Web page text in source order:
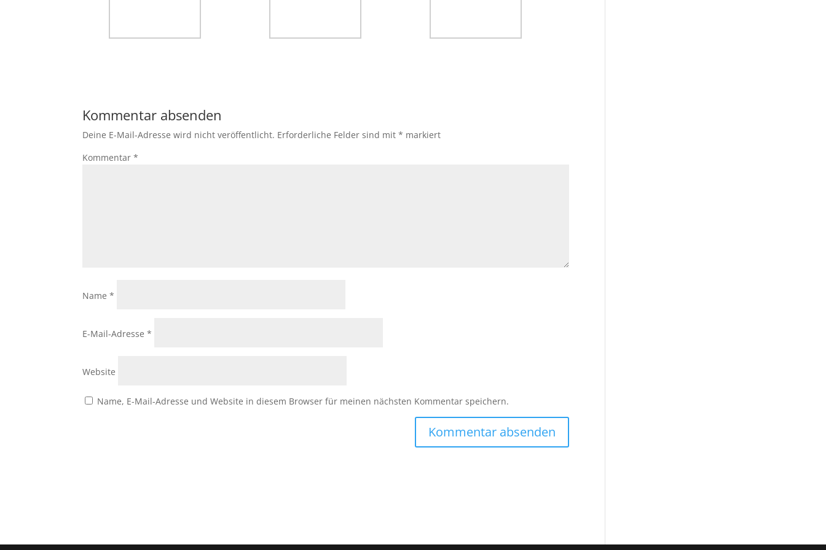
Kommentar absenden
Deine E-Mail-Adresse wird nicht veröffentlicht. Erforderliche Felder sind mit* markiert
Kommentar*
Name*
E-Mail-Adresse*
Website
Name, E-Mail-Adresse und Website in diesem Browser für meinen nächsten Kommentar speichern.